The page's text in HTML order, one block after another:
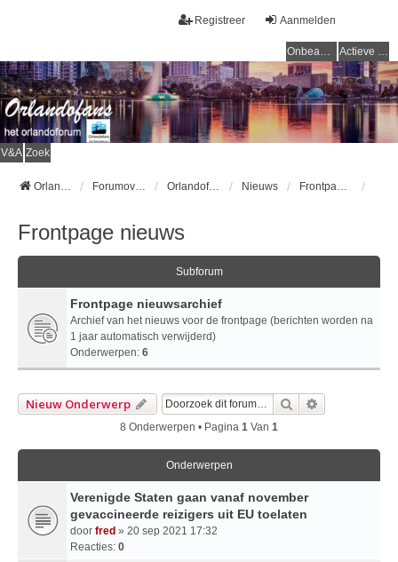
Aanmelden
Registreer
Onbeantwoorde onderwerpen Actieve onderwerpen
V&A Zoek
Orlandofans Homepage Forumoverzicht Orlandofans forum Nieuws Frontpage nieuws
Frontpage nieuws
Subforum
Frontpage nieuwsarchief
Archief van het nieuws voor de frontpage (berichten worden na
1 jaar automatisch verwijderd)
Onderwerpen: 6
Nieuw Onderwerp Zoek
8 Onderwerpen • Pagina 1 Van 1
Onderwerpen
Verenigde Staten gaan vanaf november
gevaccineerde reizigers uit EU toelaten
door fred » 20 sep 2021 17:32
Reacties: 0